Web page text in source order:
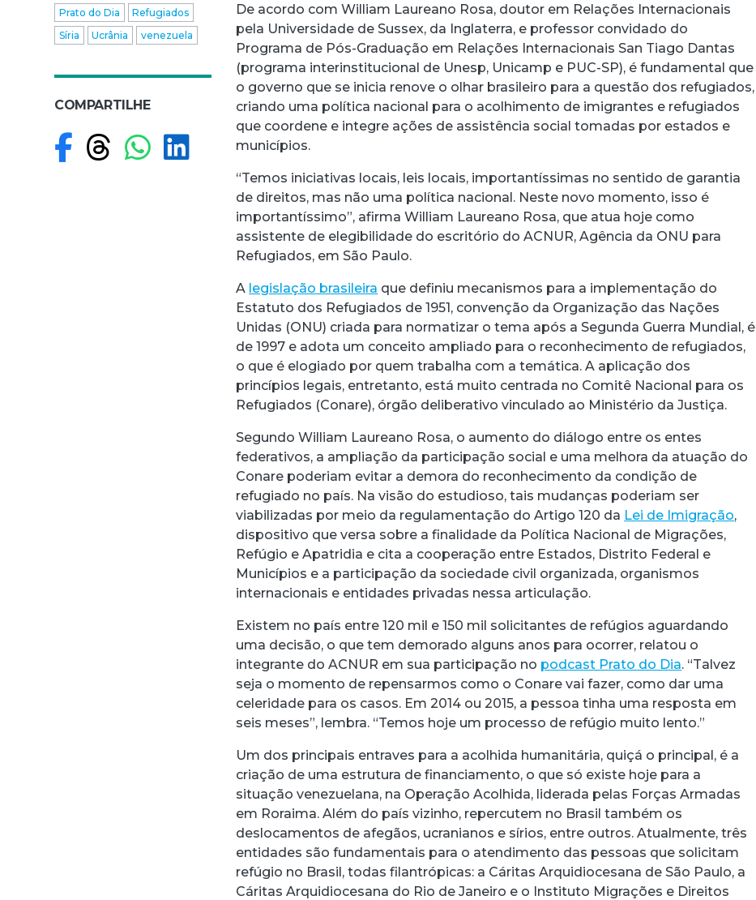
De acordo com William Laureano Rosa, doutor em Relações Internacionais
pela Universidade de Sussex, da Inglaterra, e professor convidado do
Programa de Pós-Graduação em Relações Internacionais San Tiago Dantas
(programa interinstitucional de Unesp, Unicamp e PUC-SP), é fundamental que
o governo que se inicia renove o olhar brasileiro para a questão dos refugiados,
criando uma política nacional para o acolhimento de imigrantes e refugiados
que coordene e integre ações de assistência social tomadas por estados e
municípios.
“Temos iniciativas locais, leis locais, importantíssimas no sentido de garantia
de direitos, mas não uma política nacional. Neste novo momento, isso é
importantíssimo”, afirma William Laureano Rosa, que atua hoje como
assistente de elegibilidade do escritório do ACNUR, Agência da ONU para
Refugiados, em São Paulo.
A legislação brasileira que definiu mecanismos para a implementação do
Estatuto dos Refugiados de 1951, convenção da Organização das Nações
Unidas (ONU) criada para normatizar o tema após a Segunda Guerra Mundial, é
de 1997 e adota um conceito ampliado para o reconhecimento de refugiados,
o que é elogiado por quem trabalha com a temática. A aplicação dos
princípios legais, entretanto, está muito centrada no Comitê Nacional para os
Refugiados (Conare), órgão deliberativo vinculado ao Ministério da Justiça.
Segundo William Laureano Rosa, o aumento do diálogo entre os entes
federativos, a ampliação da participação social e uma melhora da atuação do
Conare poderiam evitar a demora do reconhecimento da condição de
refugiado no país. Na visão do estudioso, tais mudanças poderiam ser
viabilizadas por meio da regulamentação do Artigo 120 da Lei de Imigração,
dispositivo que versa sobre a finalidade da Política Nacional de Migrações,
Refúgio e Apatridia e cita a cooperação entre Estados, Distrito Federal e
Municípios e a participação da sociedade civil organizada, organismos
internacionais e entidades privadas nessa articulação.
Existem no país entre 120 mil e 150 mil solicitantes de refúgios aguardando
uma decisão, o que tem demorado alguns anos para ocorrer, relatou o
integrante do ACNUR em sua participação no podcast Prato do Dia. “Talvez
seja o momento de repensarmos como o Conare vai fazer, como dar uma
celeridade para os casos. Em 2014 ou 2015, a pessoa tinha uma resposta em
seis meses”, lembra. “Temos hoje um processo de refúgio muito lento.”
Um dos principais entraves para a acolhida humanitária, quiçá o principal, é a
criação de uma estrutura de financiamento, o que só existe hoje para a
situação venezuelana, na Operação Acolhida, liderada pelas Forças Armadas
em Roraima. Além do país vizinho, repercutem no Brasil também os
deslocamentos de afegãos, ucranianos e sírios, entre outros. Atualmente, três
entidades são fundamentais para o atendimento das pessoas que solicitam
refúgio no Brasil, todas filantrópicas: a Cáritas Arquidiocesana de São Paulo, a
Cáritas Arquidiocesana do Rio de Janeiro e o Instituto Migrações e Direitos
Prato do Dia
Refugiados
Síria
Ucrânia venezuela
COMPARTILHE
Compartilhar no Facebook
Compartilhar no Threads
Compartilhar no WhatsApp
Compartilhar no LinkedIn